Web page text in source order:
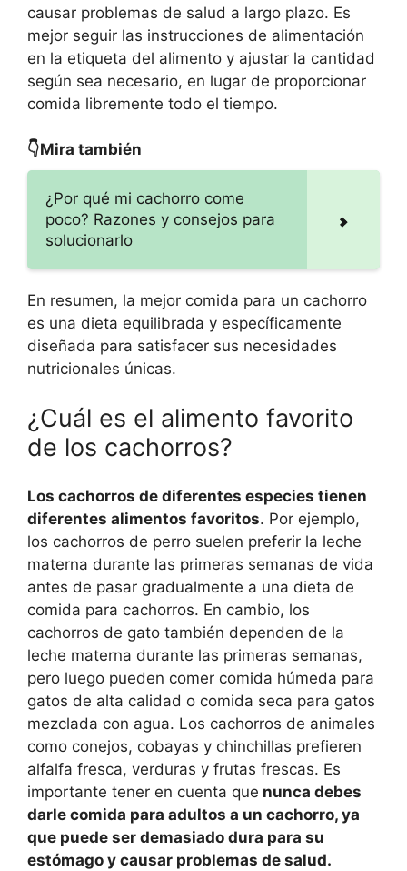
causar problemas de salud a largo plazo. Es
mejor seguir las instrucciones de alimentación
en la etiqueta del alimento y ajustar la cantidad
según sea necesario, en lugar de proporcionar
comida libremente todo el tiempo.
👇Mira también
¿Por qué mi cachorro come
poco? Razones y consejos para
solucionarlo
En resumen, la mejor comida para un cachorro
es una dieta equilibrada y específicamente
diseñada para satisfacer sus necesidades
nutricionales únicas.
¿Cuál es el alimento favorito
de los cachorros?
Los cachorros de diferentes especies tienen
diferentes alimentos favoritos. Por ejemplo,
los cachorros de perro suelen preferir la leche
materna durante las primeras semanas de vida
antes de pasar gradualmente a una dieta de
comida para cachorros. En cambio, los
cachorros de gato también dependen de la
leche materna durante las primeras semanas,
pero luego pueden comer comida húmeda para
gatos de alta calidad o comida seca para gatos
mezclada con agua. Los cachorros de animales
como conejos, cobayas y chinchillas prefieren
alfalfa fresca, verduras y frutas frescas. Es
importante tener en cuenta que nunca debes
darle comida para adultos a un cachorro, ya
que puede ser demasiado dura para su
estómago y causar problemas de salud.